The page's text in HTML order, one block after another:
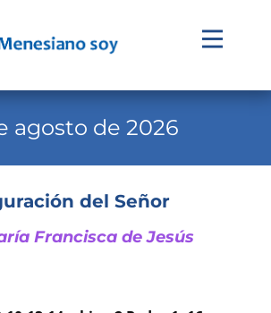
agosto de 2026
del Señor
Francisca de Jesús